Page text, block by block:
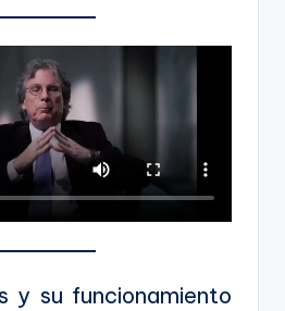
y su funcionamiento